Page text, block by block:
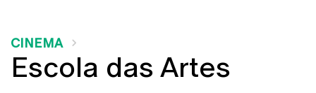
CINEMA
Escola das Artes